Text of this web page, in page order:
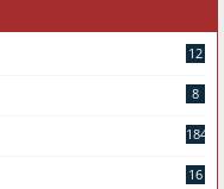
12
8
184
16